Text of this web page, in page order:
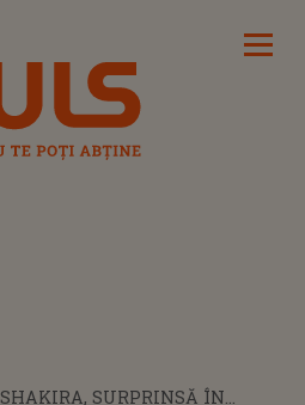
SHAKIRA, SURPRINSĂ ÎN